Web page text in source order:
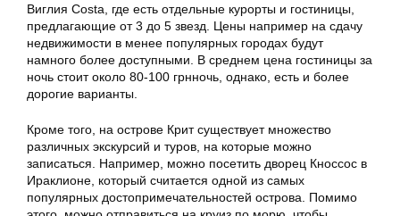
Виглия Costa, где есть отдельные курорты и гостиницы,
предлагающие от 3 до 5 звезд. Цены например на сдачу
недвижимости в менее популярных городах будут
намного более доступными. В среднем цена гостиницы за
ночь стоит около 80-100 грнночь, однако, есть и более
дорогие варианты.
Кроме того, на острове Крит существует множество
различных экскурсий и туров, на которые можно
записаться. Например, можно посетить дворец Кноссос в
Ираклионе, который считается одной из самых
популярных достопримечательностей острова. Помимо